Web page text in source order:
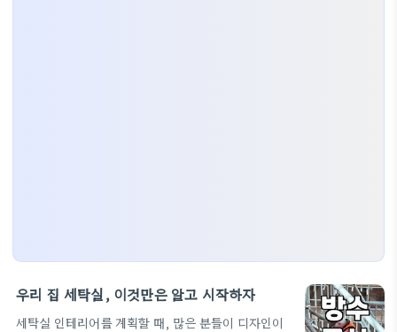
우리 집 세탁실, 이것만은 알고 시작하자
세탁실 인테리어를 계획할 때, 많은 분들이 디자인이